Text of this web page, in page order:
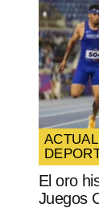
El oro
Juegos